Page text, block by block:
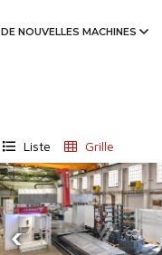
DE NOUVELLES MACHINES
Liste Grille
‹